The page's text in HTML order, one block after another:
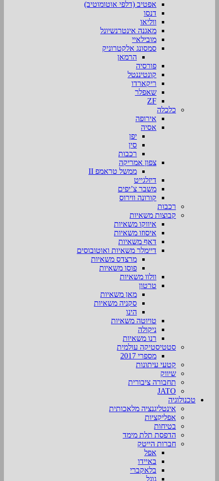
אפטיב (דלפי אוטומוטיב)
דנסו
ווליאו
מאגנה אינטרנשיונל
מובילאיי
סמסונג אלקטרוניק
הרמאן
פורסיה
קונטיננטל
ריקארדו
שאפלר
ZF
כלכלה
אירופה
אסיה
יפן
סין
רכבות
צפון אמריקה
ממשל טראמפ II
דיזלגייט
משבר צ’יפים
קורונה ווירוס
רכבות
קבוצות משאיות
איווקו משאיות
איסוזו משאיות
דאף משאיות
דיימלר משאיות ואוטובוסים
מרצדס משאיות
פוסו משאיות
וולוו משאיות
טרטון
מאן משאיות
סקניה משאיות
הינו
טויוטה משאיות
ניקולה
רנו משאיות
סטטיסטיקה עולמית
מספרי 2017
קטעי עיתונות
שיווק
תחבורה ציבורית
JATO
טכנולוגיה
אינטליגנציה מלאכותית
אפליקציות
בטיחות
הדפסת תלת מימד
חברות הייטק
אפל
באיידו
בלאקברי
גוגל